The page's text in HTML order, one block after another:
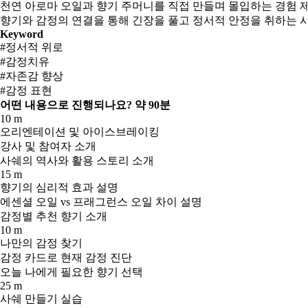
천연 아로마 오일과 향기 주머니를 직접 만들며 몰입하는 경험
향기와 감정의 연결을 통해 긴장을 풀고 정서적 안정을 취하는
Keyword
#정서적 위로
#감정치유
#자존감 향상
#감정 표현
어떤 내용으로 진행되나요? 약 90분
10 m
오리엔테이션 및 아이스브레이킹
강사 및 참여자 소개
사쉐의 역사와 활용 스토리 소개
15 m
향기의 심리적 효과 설명
에센셜 오일 vs 프래그런스 오일 차이 설명
감정별 추천 향기 소개
10 m
나만의 감정 찾기
감정 카드로 현재 감정 진단
오늘 나에게 필요한 향기 선택
25 m
사쉐 만들기 실습